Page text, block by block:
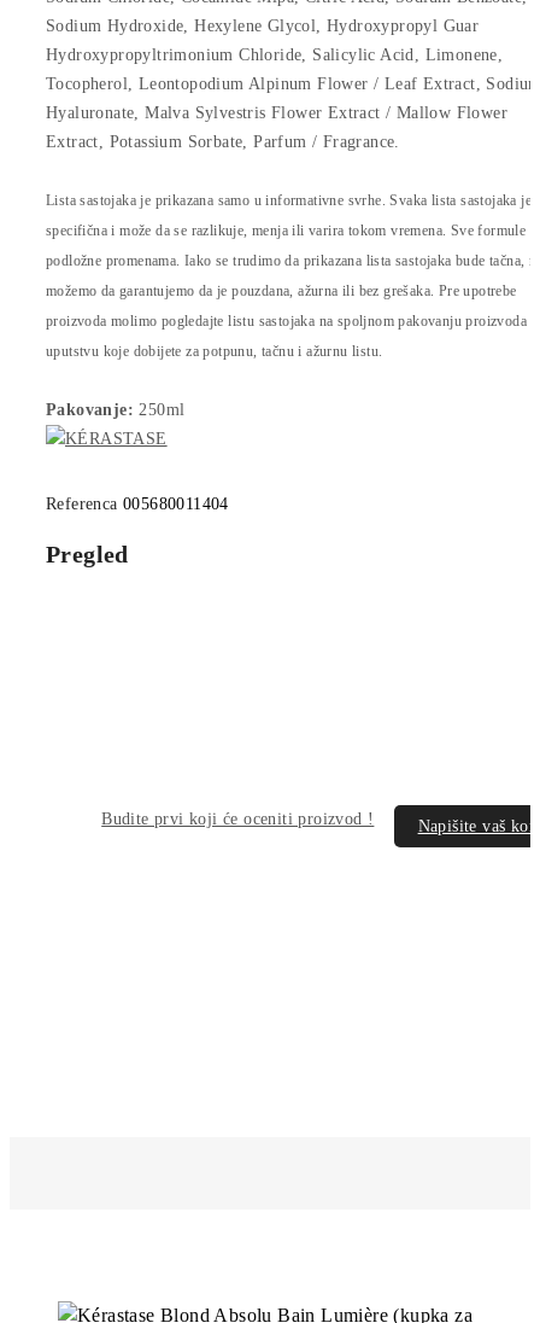
Sodium Hydroxide, Hexylene Glycol, Hydroxypropyl Guar
Hydroxypropyltrimonium Chloride, Salicylic Acid, Limonene,
Tocopherol, Leontopodium Alpinum Flower / Leaf Extract,
Hyaluronate, Malva Sylvestris Flower Extract / Mallow Flower
Extract, Potassium Sorbate, Parfum / Fragrance.
Lista sastojaka je prikazana samo u informativne svrhe. Svaka lista sastojaka je
specifična i može da se razlikuje, menja ili varira tokom vremena. Sve formule
podložne promenama. Iako se trudimo da prikazana lista sastojaka bude tačna,
možemo da garantujemo da je pouzdana, ažurna ili bez grešaka. Pre upotrebe
proizvoda molimo pogledajte listu sastojaka na spoljnom pakovanju proizvoda
uputstvu koje dobijete za potpunu, tačnu i ažurnu listu.
Pakovanje: 250ml
Referenca005680011404
Pregled
Napišite vaš
Budite prvi koji će oceniti proizvod !